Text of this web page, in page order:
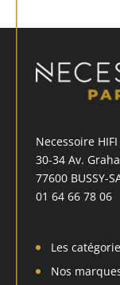
Necessoire HIFI
30-34 Av.
77600 BUSSY-
01 64 66 78 06
Les
Nos